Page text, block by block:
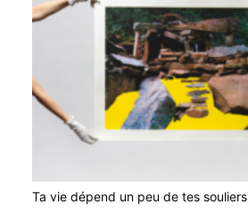
Ta vie dépend un peu de tes souliers